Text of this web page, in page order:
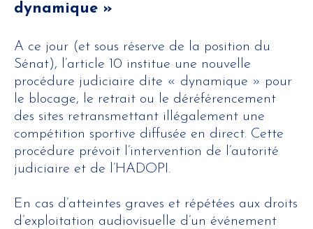
dynamique »
A ce jour (et sous réserve de la position du
Sénat), l’article 10 institue une nouvelle
procédure judiciaire dite « dynamique » pour
le blocage, le retrait ou le déréférencement
des sites retransmettant illégalement une
compétition sportive diffusée en direct. Cette
procédure prévoit l’intervention de l’autorité
judiciaire et de l’HADOPI.
En cas d’atteintes graves et répétées aux droits
d’exploitation audiovisuelle d’un événement